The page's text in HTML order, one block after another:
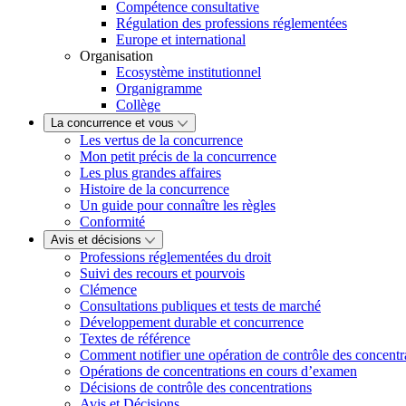
Compétence consultative
Régulation des professions réglementées
Europe et international
Organisation
Ecosystème institutionnel
Organigramme
Collège
La concurrence et vous
Les vertus de la concurrence
Mon petit précis de la concurrence
Les plus grandes affaires
Histoire de la concurrence
Un guide pour connaître les règles
Conformité
Avis et décisions
Professions réglementées du droit
Suivi des recours et pourvois
Clémence
Consultations publiques et tests de marché
Développement durable et concurrence
Textes de référence
Comment notifier une opération de contrôle des
Opérations de concentrations en cours d’examen
Décisions de contrôle des concentrations